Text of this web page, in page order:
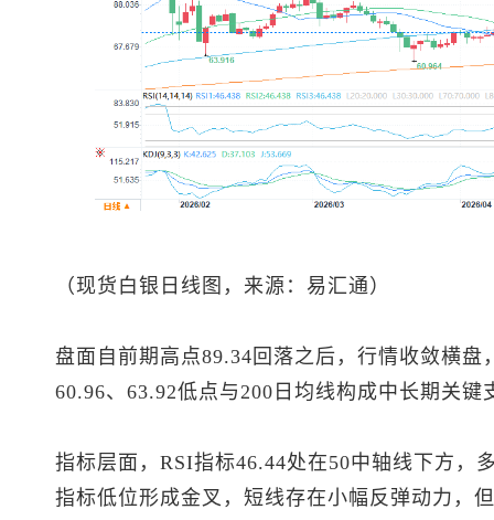
（现货白银 日线图，来源：易汇通）
盘面自前期高点89.34回落之后，行情收敛横盘
60.96、63.92低点与200日均线构成中长期关
指标层面，RSI指标46.44处在50中轴线下方，
指标低位形成金叉，短线存在小幅反弹动力，